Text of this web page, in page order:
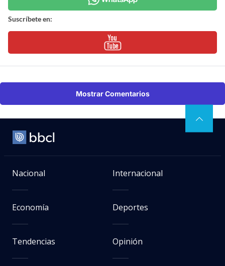
Suscríbete en:
Mostrar Comentarios
Nacional Internacional
Economía Deportes
Tendencias Opinión